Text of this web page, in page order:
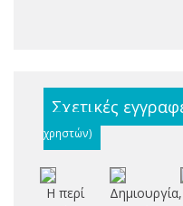
Σχετικές
χρηστών)
Η περί
Δημιουργία,